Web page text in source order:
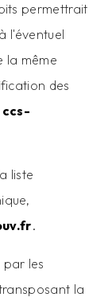
permettrait
l'éventuel
la même
des
ccs-
liste
.
les
la